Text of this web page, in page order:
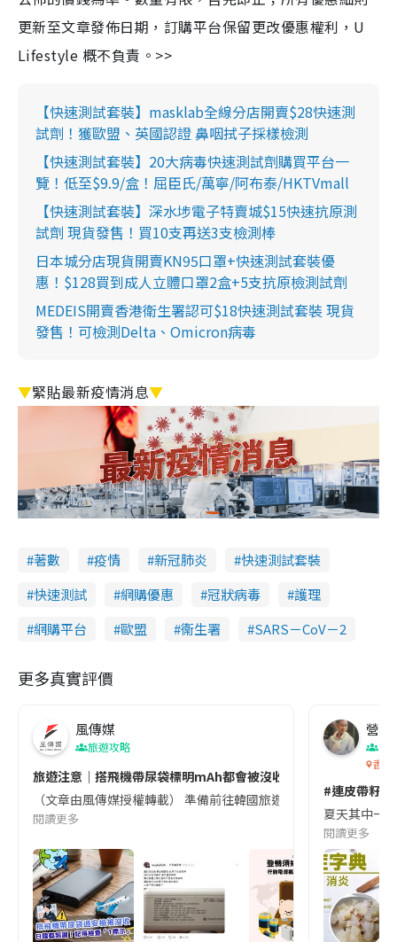
更新至文章發佈日期，訂購平台保留更改優惠權利，U
Lifestyle 概不負責。>>
【快速測試套裝】masklab全線分店開賣$28快速測
試劑！獲歐盟、英國認證 鼻咽拭子採樣檢測
【快速測試套裝】20大病毒快速測試劑購買平台一
覽！低至$9.9/盒！屈臣氏/萬寧/阿布泰/HKTVmall
【快速測試套裝】深水埗電子特賣城$15快速抗原測
試劑 現貨發售！買10支再送3支檢測棒
日本城分店現貨開賣KN95口罩+快速測試套裝優
惠！$128買到成人立體口罩2盒+5支抗原檢測試劑
MEDEIS開賣香港衛生署認可$18快速測試套裝 現貨
發售！可檢測Delta、Omicron病毒
▼緊貼最新疫情消息▼
著數 疫情 新冠肺炎
快速測試套裝
快速測試
網購優惠 冠狀病毒
護理
網購平台
歐盟 衞生署 SARS－CoV－2
更多真實評價
風傳媒
旅遊攻略
旅遊注意｜搭飛機帶尿袋標明mAh都會被沒收😱出發前切記檢查
（文章由風傳媒授權轉載） 準備前往韓國旅遊的民眾，近期要
閱讀更多
營養
香港
#連皮帶籽
夏天其中一
閱讀更多